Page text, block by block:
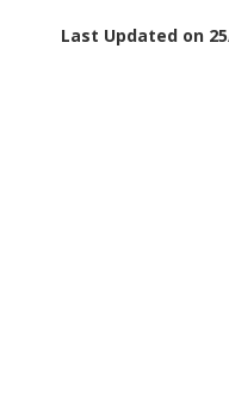
Last Updated on